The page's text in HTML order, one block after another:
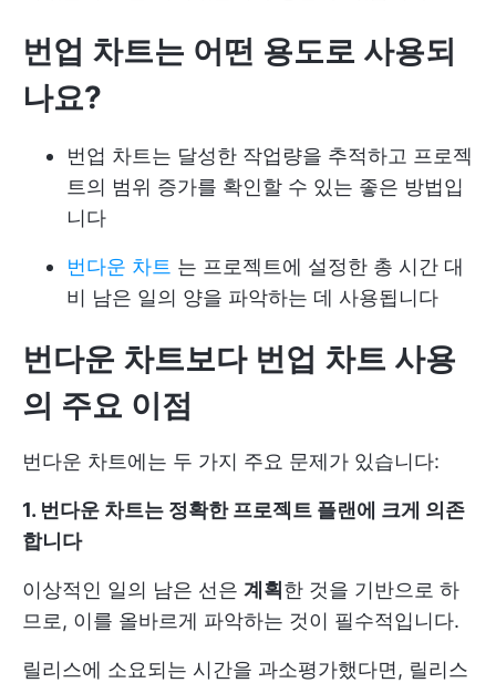
번업 차트는 어떤 용도로 사용되
나요?
번업 차트는 달성한 작업량을 추적하고 프로젝
트의 범위 증가를 확인할 수 있는 좋은 방법입
니다
번다운 차트 는 프로젝트에 설정한 총 시간 대
비 남은 일의 양을 파악하는 데 사용됩니다
번다운 차트보다 번업 차트 사용
의 주요 이점
번다운 차트에는 두 가지 주요 문제가 있습니다:
1. 번다운 차트는 정확한 프로젝트 플랜에 크게 의존
합니다
이상적인 일의 남은 선은 계획 한 것을 기반으로 하
므로, 이를 올바르게 파악하는 것이 필수적입니다.
릴리스에 소요되는 시간을 과소평가했다면, 릴리스